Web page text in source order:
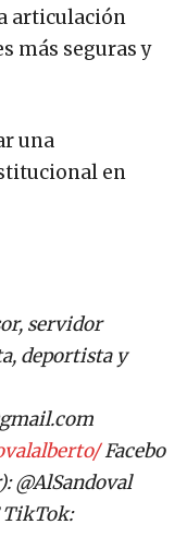
articulación
más seguras y
una
en
servidor
deportista y
Facebo
@AlSandoval
TikTok: